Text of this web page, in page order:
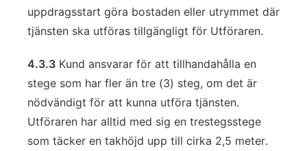
uppdragsstart göra bostaden eller utrymmet där
tjänsten ska utföras tillgängligt för Utföraren.
4.3.3 Kund ansvarar för att tillhandahålla en
stege som har fler än tre (3) steg, om det är
nödvändigt för att kunna utföra tjänsten.
Utföraren har alltid med sig en trestegsstege
som täcker en takhöjd upp till cirka 2,5 meter.